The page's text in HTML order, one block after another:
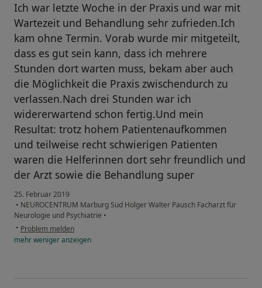
Ich war letzte Woche in der Praxis und war mit
Wartezeit und Behandlung sehr zufrieden.Ich
kam ohne Termin. Vorab wurde mir mitgeteilt,
dass es gut sein kann, dass ich mehrere
Stunden dort warten muss, bekam aber auch
die Möglichkeit die Praxis zwischendurch zu
verlassen.Nach drei Stunden war ich
widererwartend schon fertig.Und mein
Resultat: trotz hohem Patientenaufkommen
und teilweise recht schwierigen Patienten
waren die Helferinnen dort sehr freundlich und
der Arzt sowie die Behandlung super
25. Februar 2019
• NEUROCENTRUM Marburg Süd Holger Walter Pausch Facharzt für
Neurologie und Psychiatrie •
• Problem melden
mehrwenigeranzeigen